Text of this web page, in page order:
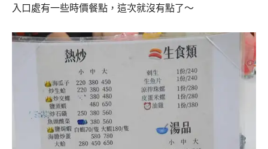
入口處有一些時價餐點，這次就沒有點了～